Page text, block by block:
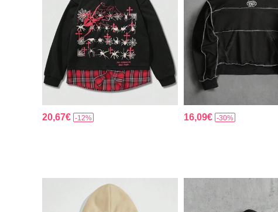
20,67€ -12% 16,09€ -30%